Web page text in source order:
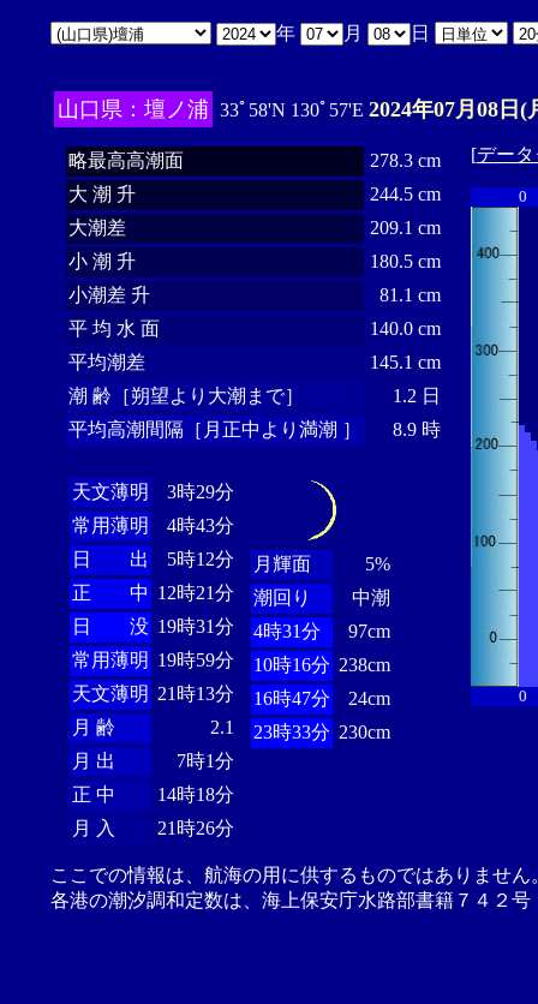
年 月 日
山口県：壇ノ浦 33ﾟ58'N 130ﾟ57'E 2024年07月08日(
略最高高潮面
278.3 cm
大 潮 升
244.5 cm
大潮差
209.1 cm
小 潮 升
180.5 cm
小潮差 升
81.1 cm
平 均 水 面
140.0 cm
平均潮差
145.1 cm
潮 齢［朔望より大潮まで］
1.2 日
平均高潮間隔［月正中より満潮 ］
8.9 時
天文薄明
3時29分
常用薄明
4時43分
日 出
5時12分
正 中 12時21分
日 没 19時31分
常用薄明 19時59分
天文薄明 21時13分
月 齢
2.1
月 出
7時1分
正 中
14時18分
月 入
21時26分
月輝面
5%
潮回り
中潮
4時31分
97cm
10時16分 238cm
16時47分
24cm
23時33分 230cm
[デー
0
0
ここでの情報は、航海の用に供するものではありませ
各港の潮汐調和定数は、海上保安庁水路部書籍７４２